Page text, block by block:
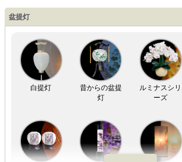
盆提灯
白提灯
昔からの盆提
灯
ルミナスシリ
ーズ